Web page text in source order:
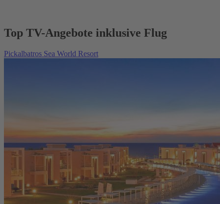
Top TV-Angebote inklusive Flug
Pickalbatros Sea World Resort